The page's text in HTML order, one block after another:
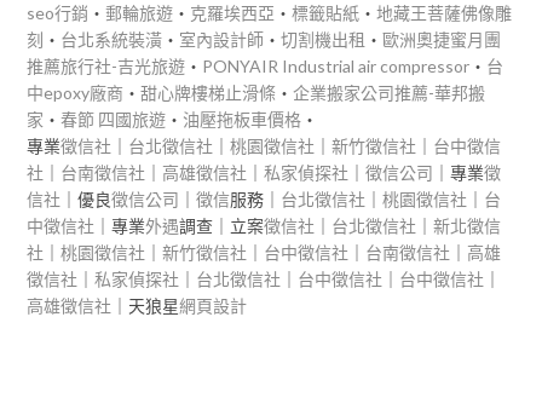
seo行銷 ‧郵輪旅遊 ‧ 克羅埃西亞 ‧標籤貼紙 ‧地藏王菩薩佛像雕
刻 ‧ 台北系統裝潢 ‧ 室內設計師 ‧切割機出租 ‧歐洲奧捷蜜月團
推薦旅行社-吉光旅遊 ‧ PONYAIR Industrial air compressor ‧ 台
中epoxy廠商 ‧甜心牌樓梯止滑條 ‧企業搬家公司推薦-華邦搬
家 ‧春節 四國旅遊 ‧ 油壓拖板車價格 ‧
專業徵信社 台北徵信社 ｜桃園徵信社 ｜新竹徵信社
台中徵信
社
台南徵信社 高雄徵信社 ｜私家偵探社 ｜徵信公司 ｜專業徵
信社 ｜優良徵信公司 ｜徵信服務｜ 台北徵信社 ｜桃園徵信社
台
中徵信社 ｜專業外遇調查｜立案徵信社 台北徵信社 ｜新北徵信
社 ｜桃園徵信社 ｜新竹徵信社 台中徵信社 台南徵信社
高雄
徵信社 ｜私家偵探社 台北徵信社 台中徵信社 台中徵信社
高雄徵信社 ｜天狼星網頁設計